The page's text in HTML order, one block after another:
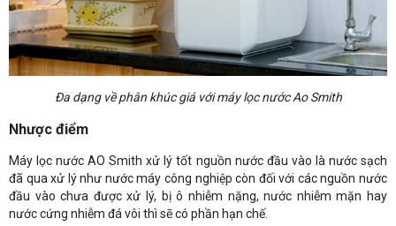
Đa dạng về phân khúc giá với máy lọc nước Ao Smith
Nhược điểm
Máy lọc nước AO Smith xử lý tốt nguồn nước đầu vào là nước sạch
đã qua xử lý như nước máy công nghiệp còn đối với các nguồn nước
đầu vào chưa được xử lý, bị ô nhiễm nặng, nước nhiễm mặn hay
nước cứng nhiễm đá vôi thì sẽ có phần hạn chế.